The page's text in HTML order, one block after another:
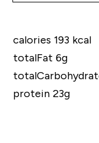
calories 193 kcal
totalFat 6g
protein 23g